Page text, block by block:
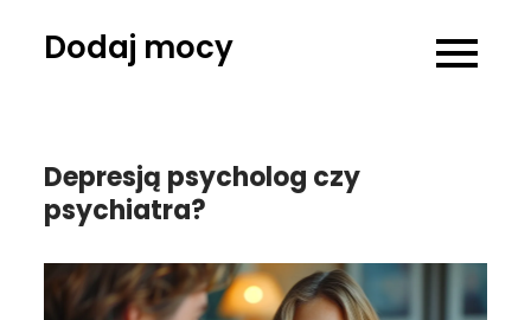
Dodaj mocy
Depresją psycholog czy
psychiatra?